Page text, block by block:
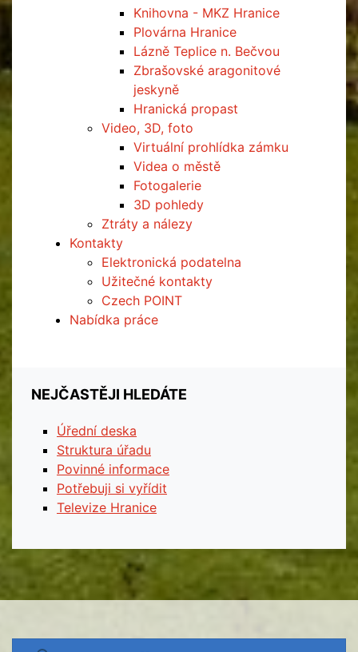
Knihovna - MKZ Hranice
Plovárna Hranice
Lázně Teplice n. Bečvou
Zbrašovské aragonitové
jeskyně
Hranická propast
Video, 3D, foto
Virtuální prohlídka zámku
Videa o městě
Fotogalerie
3D pohledy
Ztráty a nálezy
Kontakty
Elektronická podatelna
Užitečné kontakty
Czech POINT
Nabídka práce
NEJČASTĚJI HLEDÁTE
Úřední deska
Struktura úřadu
Povinné informace
Potřebuji si vyřídit
Televize Hranice